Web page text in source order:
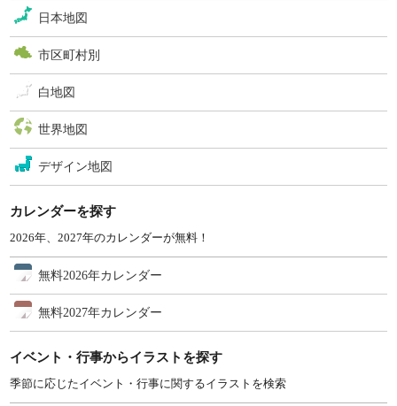
日本地図
市区町村別
白地図
世界地図
デザイン地図
カレンダーを探す
2026年、2027年のカレンダーが無料！
無料2026年カレンダー
無料2027年カレンダー
イベント・行事からイラストを探す
季節に応じたイベント・行事に関するイラストを検索